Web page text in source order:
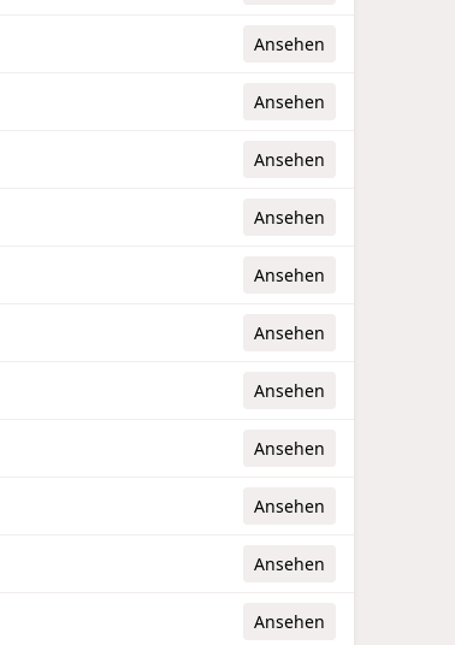
Ansehen
Ansehen
Ansehen
Ansehen
Ansehen
Ansehen
Ansehen
Ansehen
Ansehen
Ansehen
Ansehen